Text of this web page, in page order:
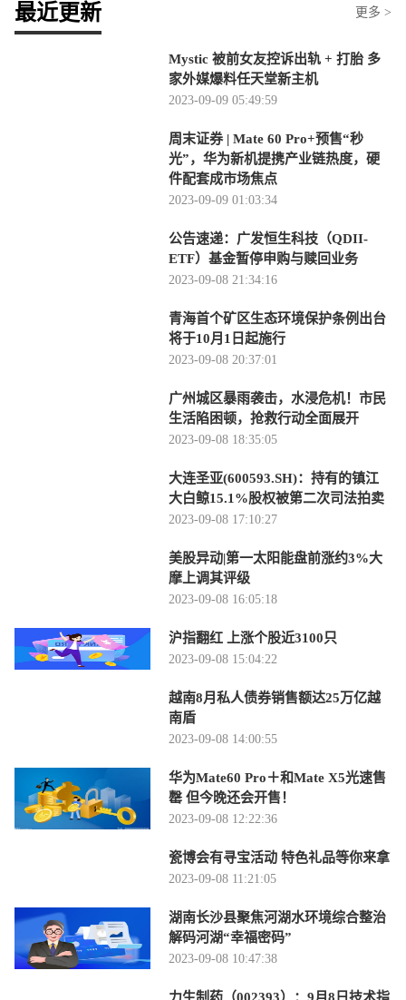
最近更新 更多 >
Mystic 被前女友控诉出轨 + 打胎 多
家外媒爆料任天堂新主机
2023-09-09 05:49:59
周末证券 | Mate 60 Pro+预售“秒
光”，华为新机提携产业链热度，硬
件配套成市场焦点
2023-09-09 01:03:34
公告速递：广发恒生科技（QDII-
ETF）基金暂停申购与赎回业务
2023-09-08 21:34:16
青海首个矿区生态环境保护条例出台
将于10月1日起施行
2023-09-08 20:37:01
广州城区暴雨袭击，水浸危机！市民
生活陷困顿，抢救行动全面展开
2023-09-08 18:35:05
大连圣亚(600593.SH)：持有的镇江
大白鲸15.1%股权被第二次司法拍卖
2023-09-08 17:10:27
美股异动|第一太阳能盘前涨约3%大
摩上调其评级
2023-09-08 16:05:18
沪指翻红 上涨个股近3100只
2023-09-08 15:04:22
越南8月私人债券销售额达25万亿越
南盾
2023-09-08 14:00:55
华为Mate60 Pro＋和Mate X5光速售
罄 但今晚还会开售！
2023-09-08 12:22:36
瓷博会有寻宝活动 特色礼品等你来拿
2023-09-08 11:21:05
湖南长沙县聚焦河湖水环境综合整治
解码河湖“幸福密码”
2023-09-08 10:47:38